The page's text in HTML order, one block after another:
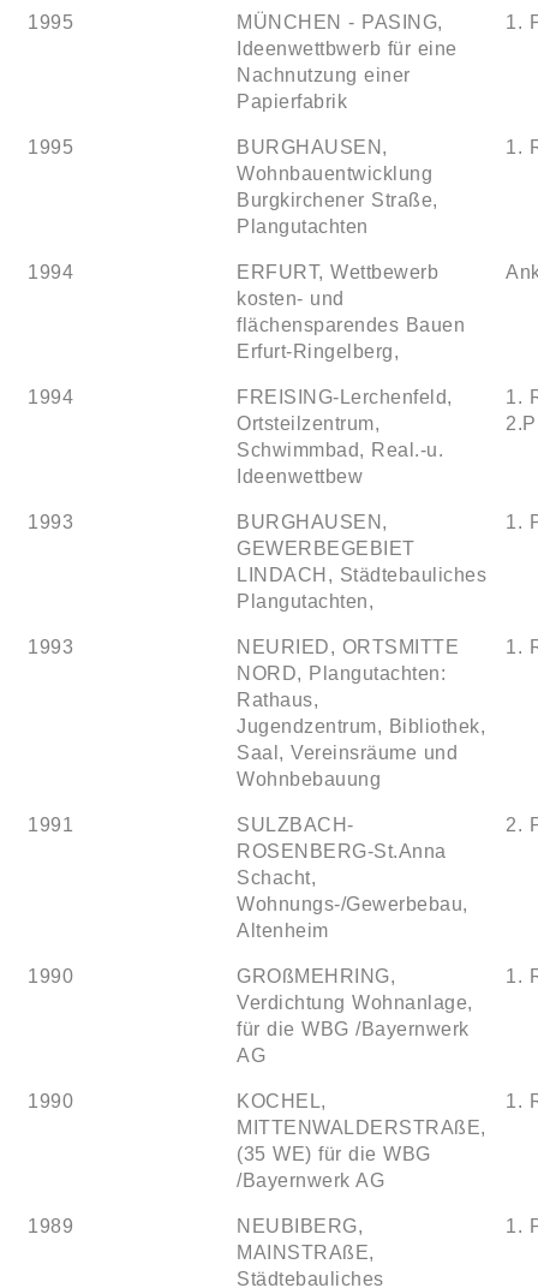
1995
MÜNCHEN - PASING,
Ideenwettbwerb für eine
Nachnutzung einer
Papierfabrik
1.
1995
BURGHAUSEN,
Wohnbauentwicklung
Burgkirchener Straße,
Plangutachten
1.
1994
ERFURT, Wettbewerb
kosten- und
flächensparendes Bauen
Erfurt-Ringelberg,
1994
FREISING-Lerchenfeld,
Ortsteilzentrum,
Schwimmbad, Real.-u.
Ideenwettbew
1.
1993
BURGHAUSEN,
GEWERBEGEBIET
LINDACH, Städtebauliches
Plangutachten,
1.
1993
NEURIED, ORTSMITTE
NORD, Plangutachten:
Rathaus,
Jugendzentrum, Bibliothek,
Saal, Vereinsräume und
Wohnbebauung
1.
1991
SULZBACH-
ROSENBERG-St.Anna
Schacht,
Wohnungs-/Gewerbebau,
Altenheim
2.
1990
GROßMEHRING,
Verdichtung Wohnanlage,
für die WBG /Bayernwerk
AG
1.
1990
KOCHEL,
MITTENWALDERSTRAßE,
(35 WE) für die WBG
/Bayernwerk AG
1.
1989
NEUBIBERG,
MAINSTRAßE,
Städtebauliches
1.